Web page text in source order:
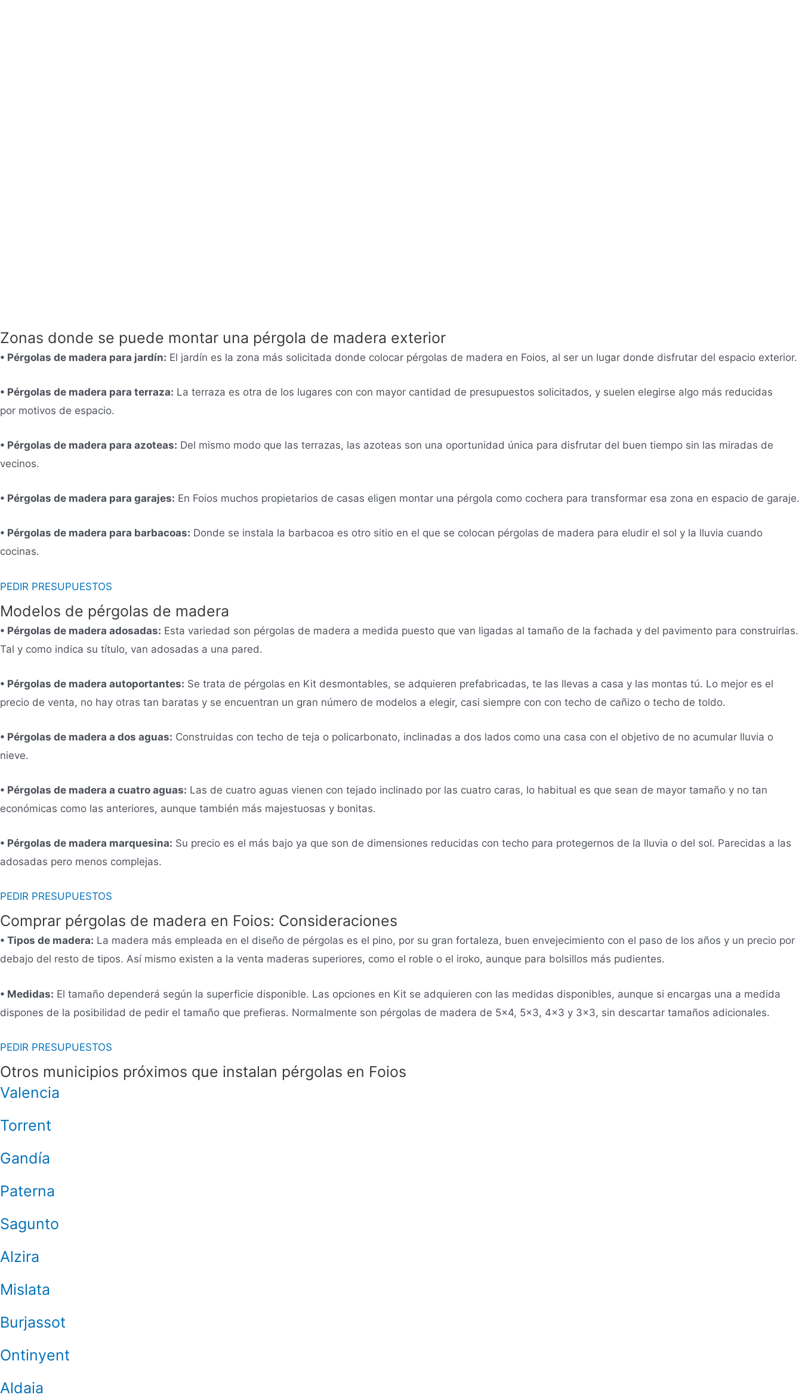
Zonas donde se puede montar una pérgola de madera exterior
• Pérgolas de madera para jardín: El jardín es la zona más solicitada donde colocar pérgolas de madera en Foios, al ser un lugar donde disfrutar del espacio exterior.
• Pérgolas de madera para terraza: La terraza es otra de los lugares con con mayor cantidad de presupuestos solicitados, y suelen elegirse algo más reducidas
por motivos de espacio.
• Pérgolas de madera para azoteas: Del mismo modo que las terrazas, las azoteas son una oportunidad única para disfrutar del buen tiempo sin las miradas de
vecinos.
• Pérgolas de madera para garajes: En Foios muchos propietarios de casas eligen montar una pérgola como cochera para transformar esa zona en espacio de garaje.
• Pérgolas de madera para barbacoas: Donde se instala la barbacoa es otro sitio en el que se colocan pérgolas de madera para eludir el sol y la lluvia cuando
cocinas.
PEDIR PRESUPUESTOS
Modelos de pérgolas de madera
• Pérgolas de madera adosadas: Esta variedad son pérgolas de madera a medida puesto que van ligadas al tamaño de la fachada y del pavimento para construirlas.
Tal y como indica su título, van adosadas a una pared.
• Pérgolas de madera autoportantes: Se trata de pérgolas en Kit desmontables, se adquieren prefabricadas, te las llevas a casa y las montas tú. Lo mejor es el
precio de venta, no hay otras tan baratas y se encuentran un gran número de modelos a elegir, casi siempre con con techo de cañizo o techo de toldo.
• Pérgolas de madera a dos aguas: Construidas con techo de teja o policarbonato, inclinadas a dos lados como una casa con el objetivo de no acumular lluvia o
nieve.
• Pérgolas de madera a cuatro aguas: Las de cuatro aguas vienen con tejado inclinado por las cuatro caras, lo habitual es que sean de mayor tamaño y no tan
económicas como las anteriores, aunque también más majestuosas y bonitas.
• Pérgolas de madera marquesina: Su precio es el más bajo ya que son de dimensiones reducidas con techo para protegernos de la lluvia o del sol. Parecidas a las
adosadas pero menos complejas.
PEDIR PRESUPUESTOS
Comprar pérgolas de madera en Foios: Consideraciones
• Tipos de madera: La madera más empleada en el diseño de pérgolas es el pino, por su gran fortaleza, buen envejecimiento con el paso de los años y un precio por
debajo del resto de tipos. Así mismo existen a la venta maderas superiores, como el roble o el iroko, aunque para bolsillos más pudientes.
• Medidas: El tamaño dependerá según la superficie disponible. Las opciones en Kit se adquieren con las medidas disponibles, aunque si encargas una a medida
dispones de la posibilidad de pedir el tamaño que prefieras. Normalmente son pérgolas de madera de 5×4, 5×3, 4×3 y 3×3, sin descartar tamaños adicionales.
PEDIR PRESUPUESTOS
Otros municipios próximos que instalan pérgolas en Foios
Valencia
Torrent
Gandía
Paterna
Sagunto
Alzira
Mislata
Burjassot
Ontinyent
Aldaia